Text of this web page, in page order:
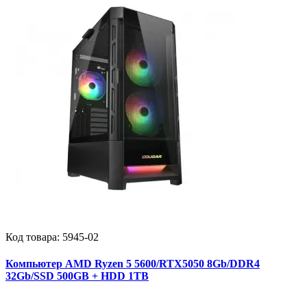
Код товара: 5945-02
Компьютер AMD Ryzen 5 5600/RTX5050 8Gb/DDR4
32Gb/SSD 500GB + HDD 1TB